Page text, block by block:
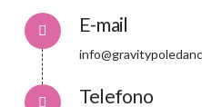
E-mail
Telefono